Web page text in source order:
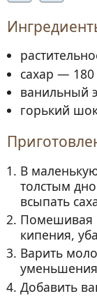
сахар — 180
ванильный
горький
В
толстым
всыпать
Помешивая
кипения,
Варить
Добавить